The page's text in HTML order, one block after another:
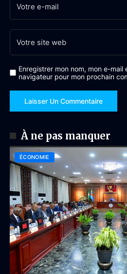
Enregistrer mon nom, mon e-mail
navigateur pour mon prochain
À ne pas manquer
ÉCONOMIE